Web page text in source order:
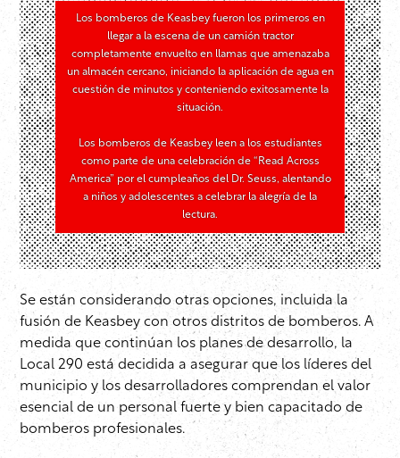
Los bomberos de Keasbey fueron los primeros en
llegar a la escena de un camión tractor
completamente envuelto en llamas que amenazaba
un almacén cercano, iniciando la aplicación de agua en
cuestión de minutos y conteniendo exitosamente la
situación.
Los bomberos de Keasbey leen a los estudiantes
como parte de una celebración de “Read Across
America” por el cumpleaños del Dr. Seuss, alentando
a niños y adolescentes a celebrar la alegría de la
lectura.
Se están considerando otras opciones, incluida la
fusión de Keasbey con otros distritos de bomberos. A
medida que continúan los planes de desarrollo, la
Local 290 está decidida a asegurar que los líderes del
municipio y los desarrolladores comprendan el valor
esencial de un personal fuerte y bien capacitado de
bomberos profesionales.